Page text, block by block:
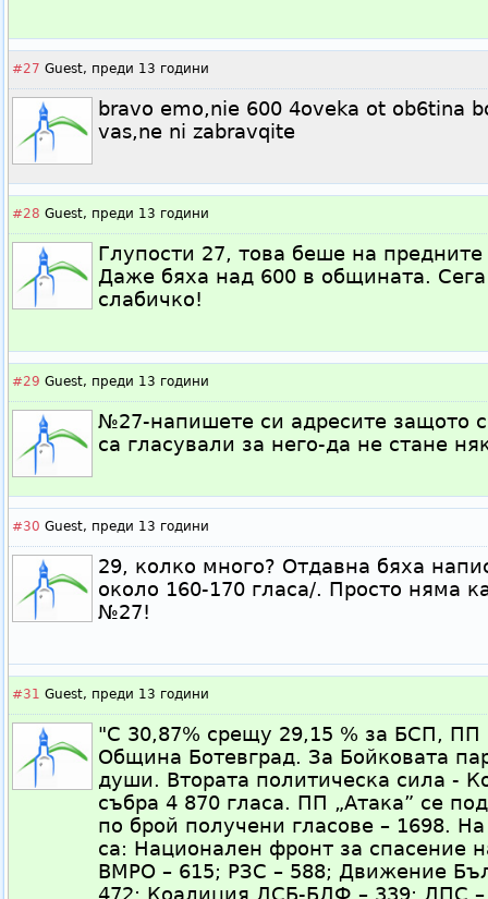
#27 Guest, преди 13 години
bravo emo,nie 600 4oveka ot ob6tina
vas,ne ni zabravqite
#28 Guest, преди 13 години
Глупости 27, това беше на
Даже бяха над 600 в общината.
слабичко!
#29 Guest, преди 13 години
№27-напишете си адресите защото
са гласували за него-да не стане
#30 Guest, преди 13 години
29, колко много? Отдавна бяха
около 160-170 гласа/. Просто няма
№27!
#31 Guest, преди 13 години
"С 30,87% срещу 29,15 % за БСП, ПП
Община Ботевград. За Бойковата
души. Втората политическа сила -
събра 4 870 гласа. ПП „Атака” се
по брой получени гласове – 1698.
са: Национален фронт за спасение
ВМРО – 615; РЗС – 588; Движение